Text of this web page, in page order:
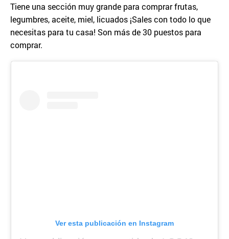
Tiene una sección muy grande para comprar frutas,
legumbres, aceite, miel, licuados ¡Sales con todo lo que
necesitas para tu casa! Son más de 30 puestos para
comprar.
Ver esta publicación en Instagram